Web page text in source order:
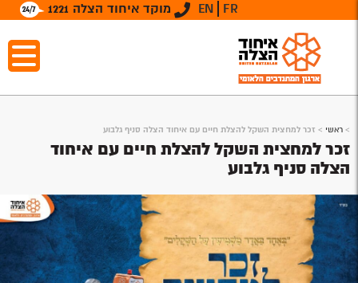
מוקד איחוד הצלה 1221 EN FR
> ראשי > זכר למחצית השקל להצלת חיים עם איחוד הצלה סניף גלבוע
זכר למחצית השקל להצלת חיים עם איחוד
הצלה סניף גלבוע